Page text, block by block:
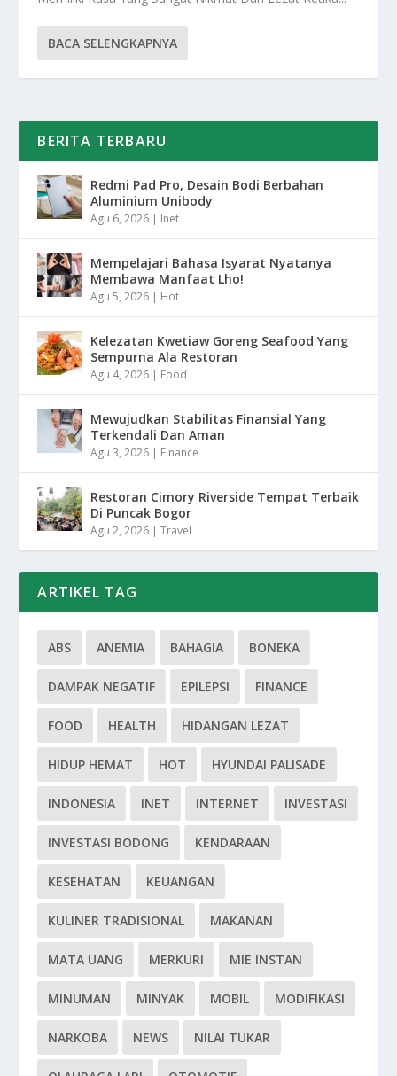
BACA SELENGKAPNYA
BERITA TERBARU
Redmi Pad Pro, Desain Bodi Berbahan
Aluminium Unibody
Agu 6, 2026 | Inet
Mempelajari Bahasa Isyarat Nyatanya
Membawa Manfaat Lho!
Agu 5, 2026 | Hot
Kelezatan Kwetiaw Goreng Seafood Yang
Sempurna Ala Restoran
Agu 4, 2026 | Food
Mewujudkan Stabilitas Finansial Yang
Terkendali Dan Aman
Agu 3, 2026 | Finance
Restoran Cimory Riverside Tempat Terbaik
Di Puncak Bogor
Agu 2, 2026 |Travel
ARTIKEL TAG
ABS ANEMIA BAHAGIA BONEKA
DAMPAK NEGATIF EPILEPSI FINANCE
FOOD HEALTH HIDANGAN LEZAT
HIDUP HEMAT HOT HYUNDAI PALISADE
INDONESIA INET INTERNET INVESTASI
INVESTASI BODONG KENDARAAN
KESEHATAN KEUANGAN
KULINER TRADISIONAL MAKANAN
MATA UANG MERKURI MIE INSTAN
MINUMAN MINYAK MOBIL MODIFIKASI
NARKOBA NEWS NILAI TUKAR